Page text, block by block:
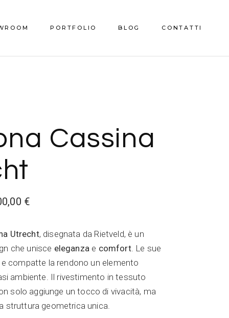
PORTFOLIO BLOG CONTATTI
Cassina
€
Utrecht, disegnata da Rietveld, è un
che unisce eleganza e comfort. Le sue
compatte la rendono un elemento
ambiente. Il rivestimento in tessuto
solo aggiunge un tocco di vivacità, ma
struttura geometrica unica.